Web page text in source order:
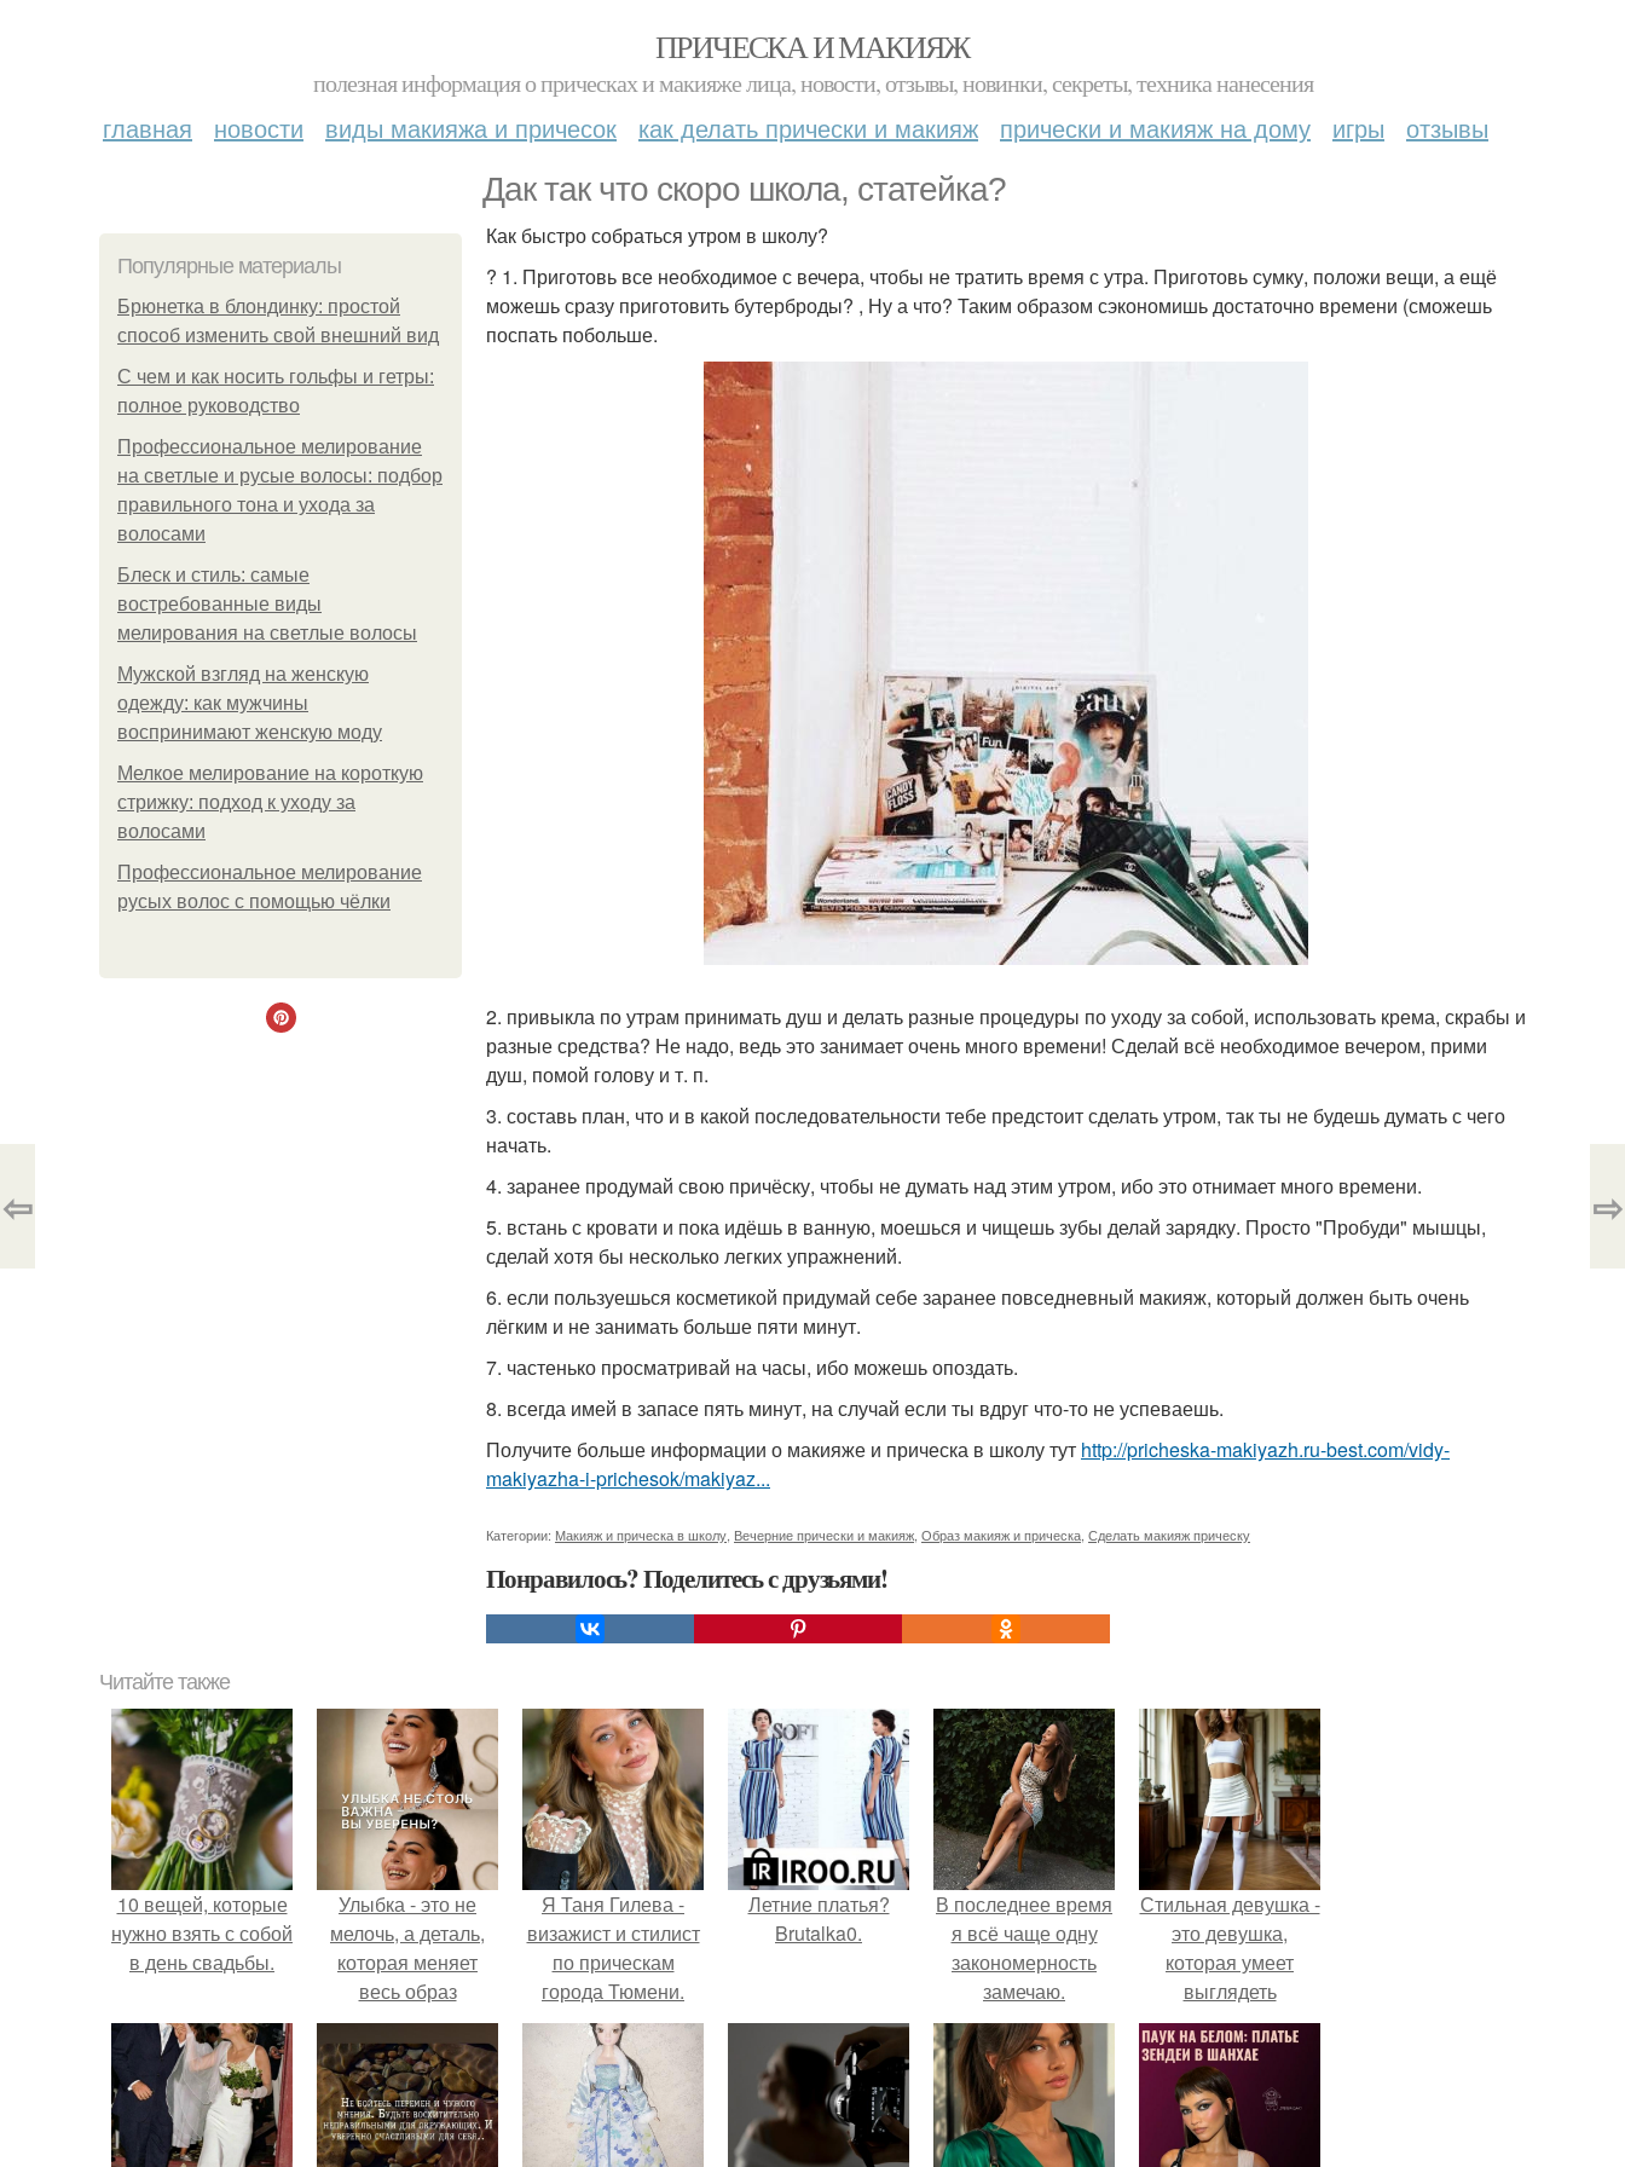
ПРИЧЕСКА И МАКИЯЖ
полезная информация о прическах и макияже лица, новости, отзывы, новинки, секреты, техника нанесения
главная новости виды макияжа и причесок как делать прически и макияж прически и макияж на дому игры отзывы
Дак так что скоро школа, статейка?
Популярные материалы
Брюнетка в блондинку: простой
способ изменить свой внешний вид
С чем и как носить гольфы и гетры:
полное руководство
Профессиональное мелирование
на светлые и русые волосы: подбор
правильного тона и ухода за
волосами
Блеск и стиль: самые
востребованные виды
мелирования на светлые волосы
Мужской взгляд на женскую
одежду: как мужчины
воспринимают женскую моду
Мелкое мелирование на короткую
стрижку: подход к уходу за
волосами
Профессиональное мелирование
русых волос с помощью чёлки
Как быстро собраться утром в школу?
? 1. Приготовь все необходимое с вечера, чтобы не тратить время с утра. Приготовь сумку, положи вещи, а ещё
можешь сразу приготовить бутерброды? , Ну а что? Таким образом сэкономишь достаточно времени (сможешь
поспать побольше.
2. привыкла по утрам принимать душ и делать разные процедуры по уходу за собой, использовать крема, скрабы и
разные средства? Не надо, ведь это занимает очень много времени! Сделай всё необходимое вечером, прими
душ, помой голову и т. п.
3. составь план, что и в какой последовательности тебе предстоит сделать утром, так ты не будешь думать с чего
начать.
4. заранее продумай свою причёску, чтобы не думать над этим утром, ибо это отнимает много времени.
5. встань с кровати и пока идёшь в ванную, моешься и чищешь зубы делай зарядку. Просто "Пробуди" мышцы,
сделай хотя бы несколько легких упражнений.
6. если пользуешься косметикой придумай себе заранее повседневный макияж, который должен быть очень
лёгким и не занимать больше пяти минут.
7. частенько просматривай на часы, ибо можешь опоздать.
8. всегда имей в запасе пять минут, на случай если ты вдруг что-то не успеваешь.
Получите больше информации о макияже и прическа в школу тут http://pricheska-makiyazh.ru-best.com/vidy-
makiyazha-i-prichesok/makiyaz...
Категории: Макияж и прическа в школу Вечерние прически и макияж Образ макияж и прическа Сделать макияж прическу
Понравилось? Поделитесь с друзьями!
⇦ ⇨
Читайте также
10 вещей, которые
нужно взять с собой
в день свадьбы.
Улыбка - это не
мелочь, а деталь,
которая меняет
весь образ
человека.
Я Таня Гилева -
визажист и стилист
по прическам
города Тюмени.
Летние платья?
Brutalka0.
В последнее время
я всё чаще одну
закономерность
замечаю.
Стильная девушка -
это девушка,
которая умеет
выглядеть
привлекательно и
элегантно в любои
ситуации.